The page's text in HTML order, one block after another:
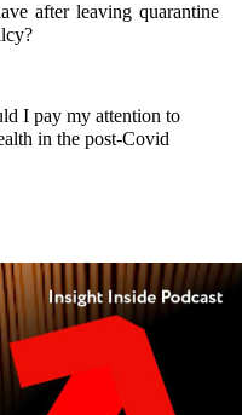
after leaving quarantine
I pay my attention to
in the post-Covid